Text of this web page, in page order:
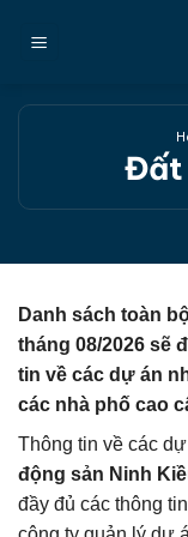
đến
dung
Đất
Danh sách toàn
tháng 08/2026 sẽ
tin về các dự án
các nhà phố cao
Thông tin về các
động sản Ninh
đầy đủ các thông